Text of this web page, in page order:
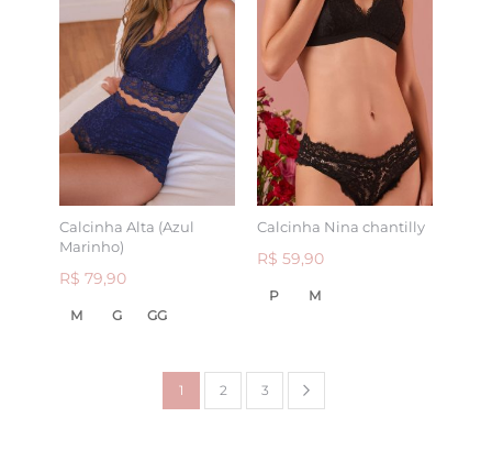
Calcinha Alta (Azul
Marinho)
R$ 79,90
M G GG
Calcinha Nina chantilly
R$ 59,90
P M
Página
Você
1 Página
2 Página
3